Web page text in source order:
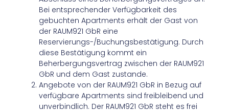
Bei entsprechender Verfügbarkeit des
gebuchten Apartments erhält der Gast von
der RAUM921 GbR eine
Reservierungs-/Buchungsbestätigung. Durch
diese Bestätigung kommt ein
Beherbergungsvertrag zwischen der RAUM921
GbR und dem Gast zustande.
Angebote von der RAUM921 GbR in Bezug auf
verfügbare Apartments sind freibleibend und
unverbindlich. Der RAUM921 GbR steht es frei